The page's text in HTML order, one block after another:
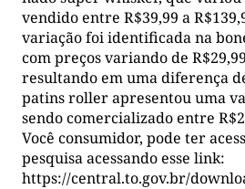
vendido entre R$39,99 a
variação foi identificada na
com preços variando de
resultando em uma diferença
patins roller apresentou uma
sendo comercializado entre
Você consumidor, pode ter
pesquisa acessando esse link:
https://central.to.gov.br/